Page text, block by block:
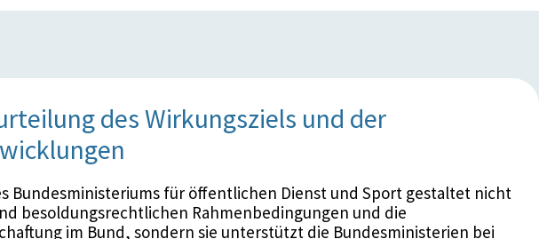
des Wirkungsziels und der
Bundesministeriums für öffentlichen Dienst und Sport gestaltet nicht
besoldungsrechtlichen Rahmenbedingungen und die
im Bund, sondern sie unterstützt die Bundesministerien bei